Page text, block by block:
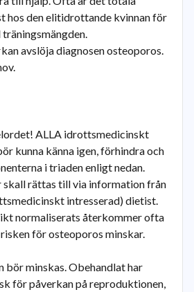
hos den elitidrottande kvinnan för
kan avslöja diagnosen osteoporos.
ALLA idrottsmedicinskt
kunna känna igen, förhindra och
i triaden enligt nedan.
skall rättas till via information från
intresserad) dietist.
normaliserats återkommer ofta
för osteoporos minskar.
bör minskas. Obehandlat har
för påverkan på reproduktionen,